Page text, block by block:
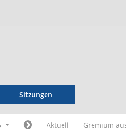
Sitzungen
Aktuell Gremium